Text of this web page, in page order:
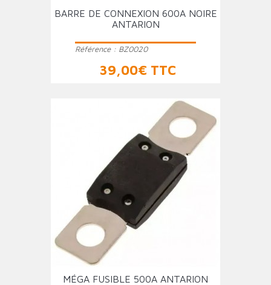
BARRE DE CONNEXION 600A NOIRE
ANTARION
Référence : BZ0020
Prix
39,00€ TTC
MÉGA FUSIBLE 500A ANTARION